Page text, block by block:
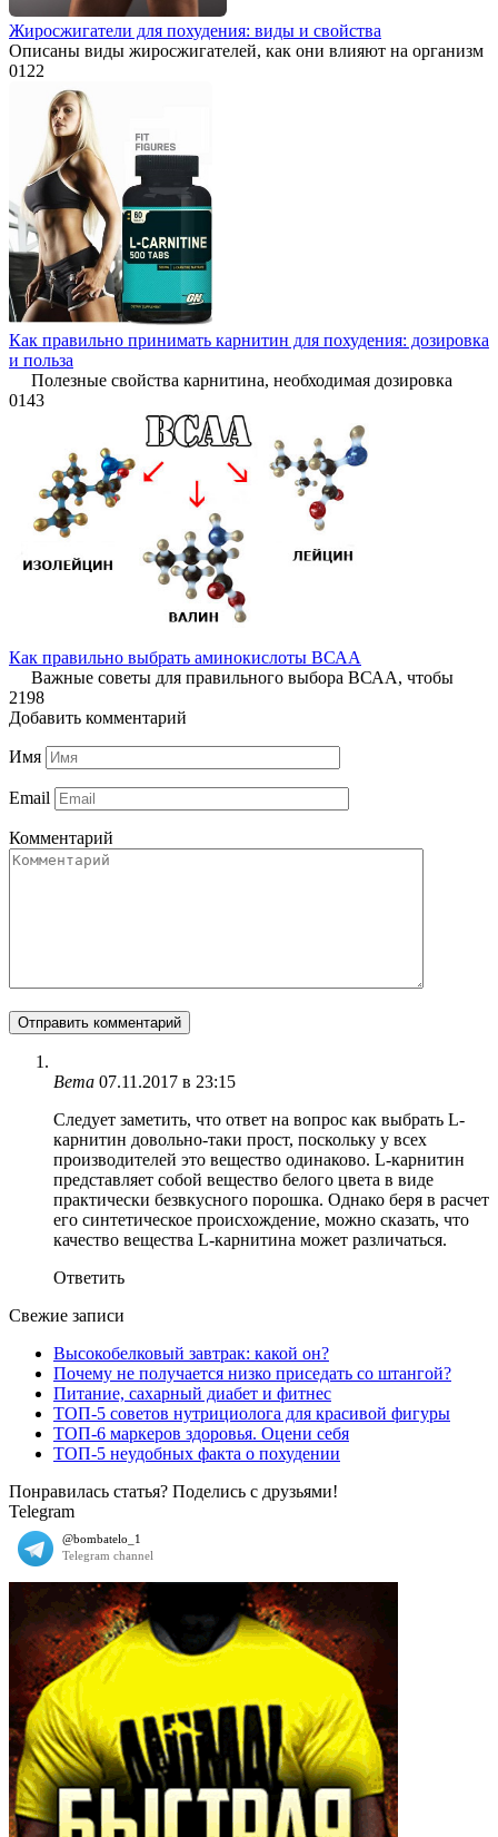
Жиросжигатели для похудения: виды и свойства
Описаны виды жиросжигателей, как они влияют на организм
0122
Как правильно принимать карнитин для похудения: дозировка
и польза
Полезные свойства карнитина, необходимая дозировка
0143
Как правильно выбрать аминокислоты ВСАА
Важные советы для правильного выбора ВСАА, чтобы
2198
Добавить комментарий
Имя
Email
Комментарий
Вета 07.11.2017 в 23:15
Следует заметить, что ответ на вопрос как выбрать L-
карнитин довольно-таки прост, поскольку у всех
производителей это вещество одинаково. L-карнитин
представляет собой вещество белого цвета в виде
практически безвкусного порошка. Однако беря в расчет
его синтетическое происхождение, можно сказать, что
качество вещества L-карнитина может различаться.
Ответить
Свежие записи
Высокобелковый завтрак: какой он?
Почему не получается низко приседать со штангой?
Питание, сахарный диабет и фитнес
ТОП-5 советов нутрициолога для красивой фигуры
ТОП-6 маркеров здоровья. Оцени себя
ТОП-5 неудобных факта о похудении
Понравилась статья? Поделись с друзьями!
Telegram